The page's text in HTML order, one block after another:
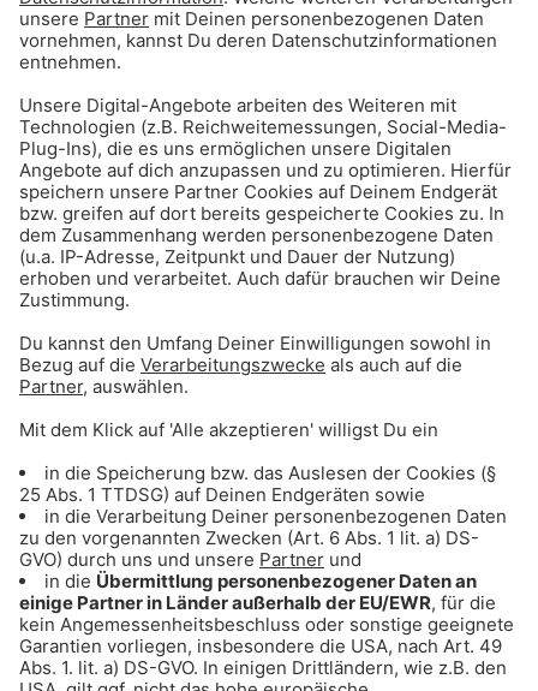
ANZEIGE - Sichere dir Tagestickets für
den Triassic Park auf der Steinplatte
ANZEIGE - Klaer Kosmetik - Naturnahe
Wirkkosmetik für empfindliche Haut